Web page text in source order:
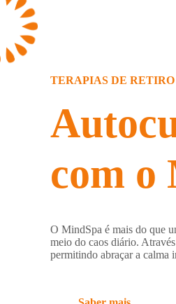
TERAPIAS DE RETIRO
com o
O MindSpa é mais do que
meio do caos diário.
permitindo abraçar a calma